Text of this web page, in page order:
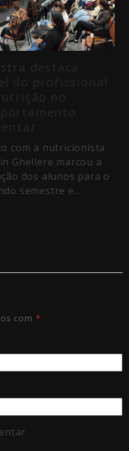
com a nutricionista
Ghellere marcou a
dos alunos para o
semestre e…
com *